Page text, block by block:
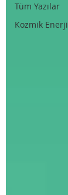
Tüm Yazılar
Kozmik Enerji